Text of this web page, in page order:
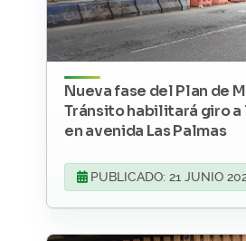
Nueva fase del Plan de
Tránsito habilitará giro a
en avenida Las Palmas
PUBLICADO: 21 JUNIO